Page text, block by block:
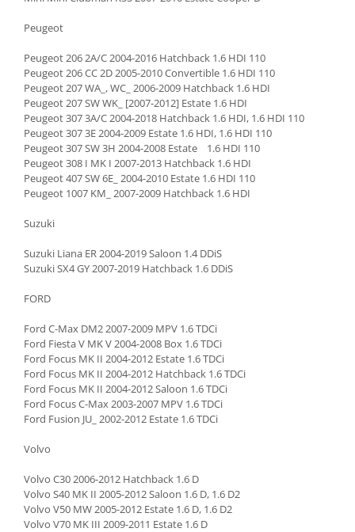
Peugeot
Peugeot 206 2A/C 2004-2016 Hatchback 1.6 HDI 110
Peugeot 206 CC 2D 2005-2010 Convertible 1.6 HDI 110
Peugeot 207 WA_, WC_ 2006-2009 Hatchback 1.6 HDI
Peugeot 207 SW WK_ [2007-2012] Estate 1.6 HDI
Peugeot 307 3A/C 2004-2018 Hatchback 1.6 HDI, 1.6 HDI 110
Peugeot 307 3E 2004-2009 Estate 1.6 HDI, 1.6 HDI 110
Peugeot 307 SW 3H 2004-2008 Estate 1.6 HDI 110
Peugeot 308 I MK I 2007-2013 Hatchback 1.6 HDI
Peugeot 407 SW 6E_ 2004-2010 Estate 1.6 HDI 110
Peugeot 1007 KM_ 2007-2009 Hatchback 1.6 HDI
Suzuki
Suzuki Liana ER 2004-2019 Saloon 1.4 DDiS
Suzuki SX4 GY 2007-2019 Hatchback 1.6 DDiS
FORD
Ford C-Max DM2 2007-2009 MPV 1.6 TDCi
Ford Fiesta V MK V 2004-2008 Box 1.6 TDCi
Ford Focus MK II 2004-2012 Estate 1.6 TDCi
Ford Focus MK II 2004-2012 Hatchback 1.6 TDCi
Ford Focus MK II 2004-2012 Saloon 1.6 TDCi
Ford Focus C-Max 2003-2007 MPV 1.6 TDCi
Ford Fusion JU_ 2002-2012 Estate 1.6 TDCi
Volvo
Volvo C30 2006-2012 Hatchback 1.6 D
Volvo S40 MK II 2005-2012 Saloon 1.6 D, 1.6 D2
Volvo V50 MW 2005-2012 Estate 1.6 D, 1.6 D2
Volvo V70 MK III 2009-2011 Estate 1.6 D